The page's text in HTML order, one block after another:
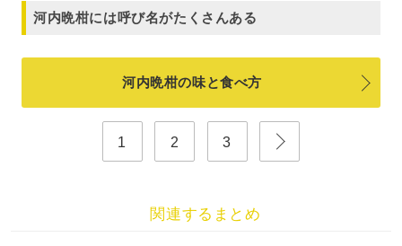
河内晩柑には呼び名がたくさんある
河内晩柑の味と食べ方
1 2 3
関連するまとめ